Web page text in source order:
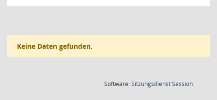
Keine Daten gefunden.
Software:SitzungsdienstSession(Wird in